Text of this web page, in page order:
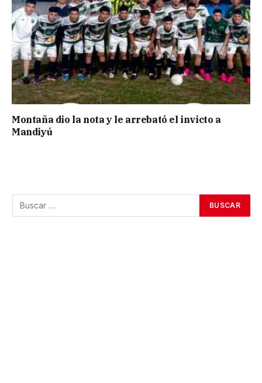
Montaña dio la nota y le arrebató el invicto a
Mandiyú